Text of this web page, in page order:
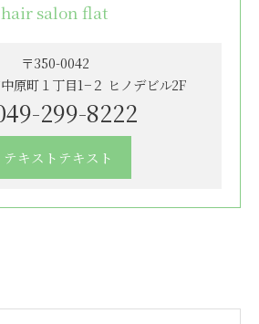
hair salon flat
〒350-0042
原町１丁目1−２ ヒノデビル2F
299-8222
テキストテキスト